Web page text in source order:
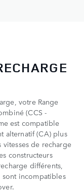
votre Range
(CCS -
est compatible
alternatif (CA) plus
vitesses de recharge
constructeurs
différents,
sont incompatibles